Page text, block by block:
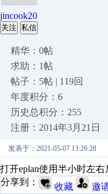
jincook20
关注 私信
精华：0帖
求助：1帖
帖子：5帖 | 119回
年度积分：6
历史总积分：255
注册：2014年3月21日
发表于：2021-05-07 13:26:28
打开eplan使用半小时左
分享到：
收藏 邀